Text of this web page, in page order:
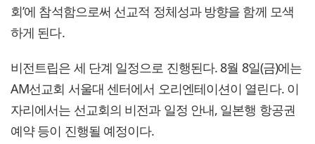
회’에 참석함으로써 선교적 정체성과 방향을 함께 모색
하게 된다.
비전트립은 세 단계 일정으로 진행된다. 8월 8일(금)에는
AM선교회 서울대 센터에서 오리엔테이션이 열린다. 이
자리에서는 선교회의 비전과 일정 안내, 일본행 항공권
예약 등이 진행될 예정이다.